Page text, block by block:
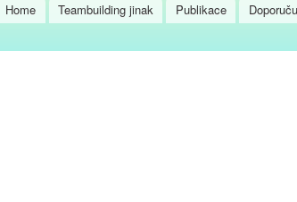
Home Teambuilding jinak Publikace